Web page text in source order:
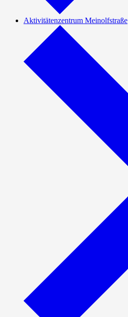
Aktivitätenzentrum Meinolfstraße